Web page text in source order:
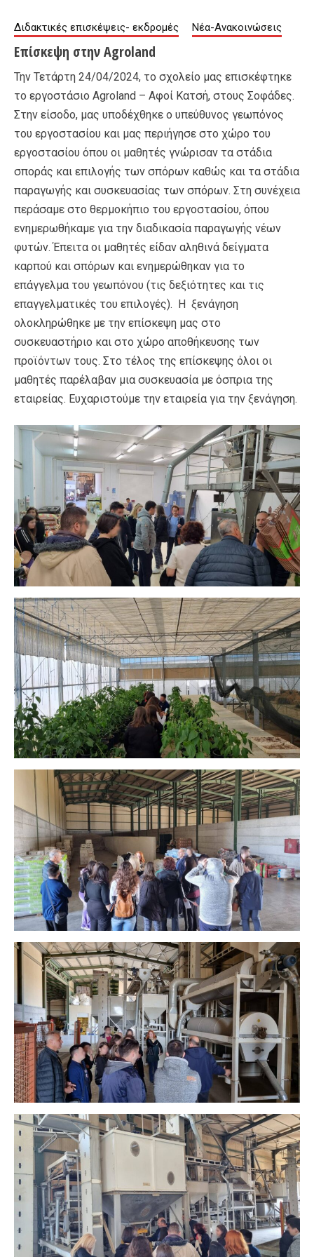
Διδακτικές επισκέψεις- εκδρομές Νέα-Ανακοινώσεις
Επίσκεψη στην Agroland
Την Τετάρτη 24/04/2024, το σχολείο μας επισκέφτηκε
το εργοστάσιο Agroland – Αφοί Κατσή, στους Σοφάδες.
Στην είσοδο, μας υποδέχθηκε ο υπεύθυνος γεωπόνος
του εργοστασίου και μας περιήγησε στο χώρο του
εργοστασίου όπου οι μαθητές γνώρισαν τα στάδια
σποράς και επιλογής των σπόρων καθώς και τα στάδια
παραγωγής και συσκευασίας των σπόρων. Στη συνέχεια
περάσαμε στο θερμοκήπιο του εργοστασίου, όπου
ενημερωθήκαμε για την διαδικασία παραγωγής νέων
φυτών. Έπειτα οι μαθητές είδαν αληθινά δείγματα
καρπού και σπόρων και ενημερώθηκαν για το
επάγγελμα του γεωπόνου (τις δεξιότητες και τις
επαγγελματικές του επιλογές). Η ξενάγηση
ολοκληρώθηκε με την επίσκεψη μας στο
συσκευαστήριο και στο χώρο αποθήκευσης των
προϊόντων τους. Στο τέλος της επίσκεψης όλοι οι
μαθητές παρέλαβαν μια συσκευασία με όσπρια της
εταιρείας. Ευχαριστούμε την εταιρεία για την ξενάγηση.